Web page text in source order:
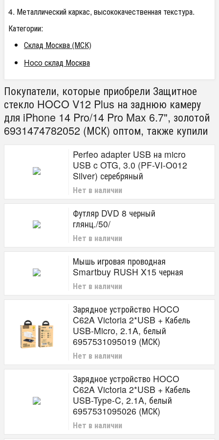
4. Металлический каркас, высококачественная текстура.
Категории:
Склад Москва (МСК)
Hoco склад Москва
Покупатели, которые приобрели Защитное
стекло HOCO V12 Plus на заднюю камеру
для iPhone 14 Pro/14 Pro Max 6.7", золотой
6931474782052 (МСК) оптом, также купили
Perfeo adapter USB на micro
USB c OTG, 3.0 (PF-VI-O012
Silver) серебряный
Нет в наличии
Футляр DVD 8 черный
глянц./50/
Нет в наличии
Мышь игровая проводная
Smartbuy RUSH X15 черная
Нет в наличии
Зарядное устройство HOCO
C62A Victoria 2*USB + Кабель
USB-Micro, 2.1A, белый
6957531095019 (МСК)
Нет в наличии
Зарядное устройство HOCO
C62A Victoria 2*USB + Кабель
USB-Type-C, 2.1A, белый
6957531095026 (МСК)
Нет в наличии